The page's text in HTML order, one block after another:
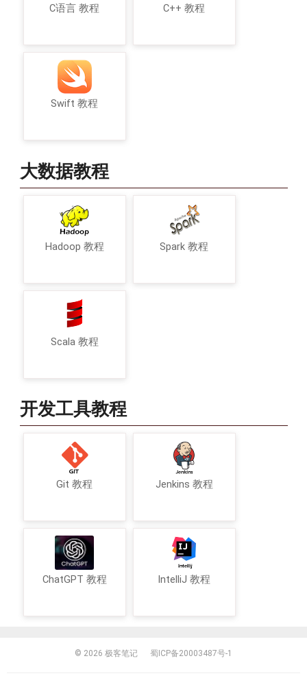
C语言 教程 C++ 教程
Swift 教程
大数据教程
Hadoop 教程 Spark 教程
Scala 教程
开发工具教程
Git 教程 Jenkins 教程
ChatGPT 教程 IntelliJ 教程
© 2026 极客笔记 蜀ICP备20003487号-1